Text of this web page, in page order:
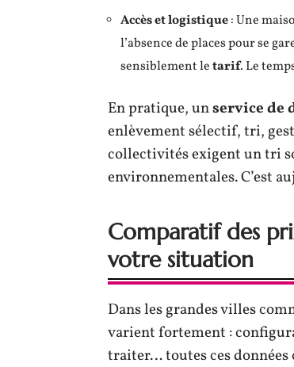
Accès et logistique: Une
l’absence de places pour se
sensiblement letarif. Le
En pratique, unservice de
enlèvement sélectif, tri,
collectivités exigent un tri
environnementales. C’est
Comparatif des
votre situation
Dans les grandes villes
varient fortement :
traiter… toutes ces